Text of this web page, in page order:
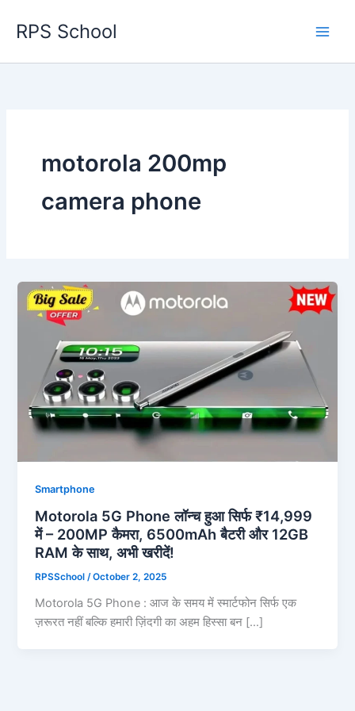
RPS School
motorola 200mp
camera phone
Smartphone
Motorola 5G Phone लॉन्च हुआ सिर्फ ₹14,999
में – 200MP कैमरा, 6500mAh बैटरी और 12GB
RAM के साथ, अभी खरीदें!
RPSSchool/October 2, 2025
Motorola 5G Phone : आज के समय में स्मार्टफोन सिर्फ एक
ज़रूरत नहीं बल्कि हमारी ज़िंदगी का अहम हिस्सा बन […]